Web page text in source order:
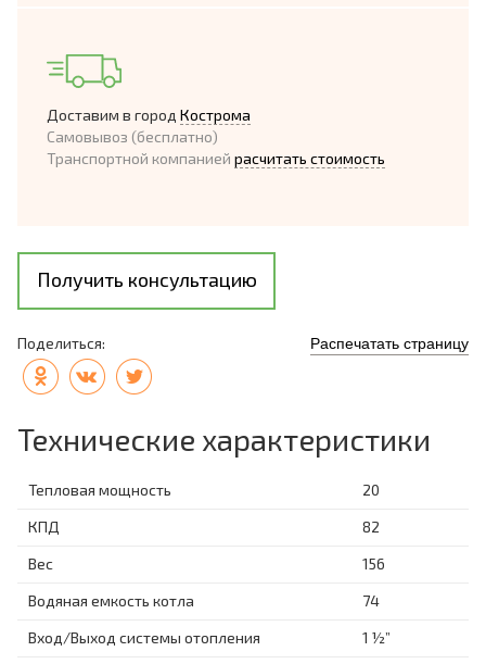
Доставим в город Кострома
Самовывоз (бесплатно)
Транспортной компанией расчитать стоимость
Получить консультацию
Поделиться: Распечатать страницу
Технические характеристики
Тепловая мощность
20
КПД
82
Вес
156
Водяная емкость котла
74
Вход/Выход системы отопления
1 ½”